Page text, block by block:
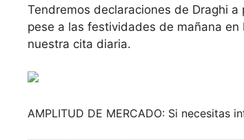
Tendremos declaraciones de Draghi
pese a las festividades de mañana
nuestra cita diaria.
AMPLITUD DE MERCADO: Si